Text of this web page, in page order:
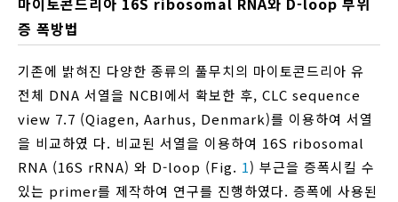
증 폭방법
기존에 밝혀진 다양한 종류의 풀무치의 마이토콘드리아 유
전체 DNA 서열을 NCBI에서 확보한 후, CLC sequence
view 7.7 (Qiagen, Aarhus, Denmark)를 이용하여 서열
을 비교하였 다. 비교된 서열을 이용하여 16S ribosomal
RNA (16S rRNA) 와 D-loop (Fig. 1) 부근을 증폭시킬 수
있는 primer를 제작하여 연구를 진행하였다. 증폭에 사용된